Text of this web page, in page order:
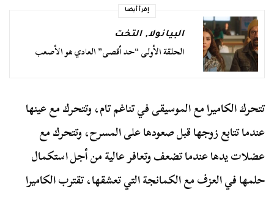
إقرأ أيضا
البيانولا,التخت
الحلقة الأولى “حد أقصى” العادي هو الأصعب
تتحرك الكاميرا مع الموسيقى في تناغم تام، وتتحرك مع عينها
عندما تتابع زوجها قبل صعودها على المسرح، وتتحرك مع
عضلات يدها عندما تضعف وتعافر عالية من أجل استكمال
حلمها في العزف مع الكمانجة التي تعشقها، تقترب الكاميرا